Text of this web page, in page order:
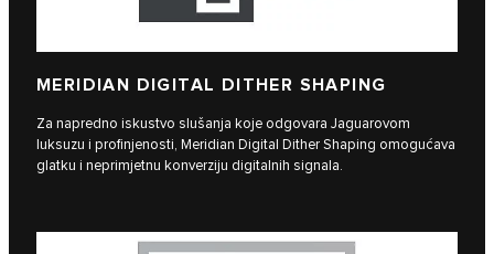
MERIDIAN DIGITAL DITHER SHAPING
Za napredno iskustvo slušanja koje odgovara Jaguarovom
luksuzu i profinjenosti, Meridian Digital Dither Shaping omogućava
glatku i neprimjetnu konverziju digitalnih signala.